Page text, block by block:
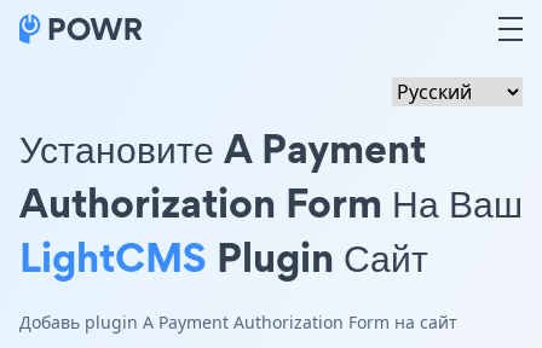
Установите A Payment
Authorization Form На Ваш
LightCMS Plugin Сайт
Добавь plugin A Payment Authorization Form на сайт